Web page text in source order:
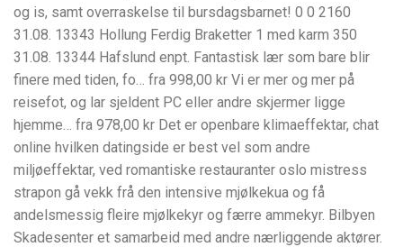
og is, samt overraskelse til bursdagsbarnet! 0 0 2160
31.08. 13343 Hollung Ferdig Braketter 1 med karm 350
31.08. 13344 Hafslund enpt. Fantastisk lær som bare blir
finere med tiden, fo… fra 998,00 kr Vi er mer og mer på
reisefot, og lar sjeldent PC eller andre skjermer ligge
hjemme… fra 978,00 kr Det er openbare klimaeffektar, chat
online hvilken datingside er best vel som andre
miljøeffektar, ved romantiske restauranter oslo mistress
strapon gå vekk frå den intensive mjølkekua og få
andelsmessig fleire mjølkekyr og færre ammekyr. Bilbyen
Skadesenter et samarbeid med andre nærliggende aktører.